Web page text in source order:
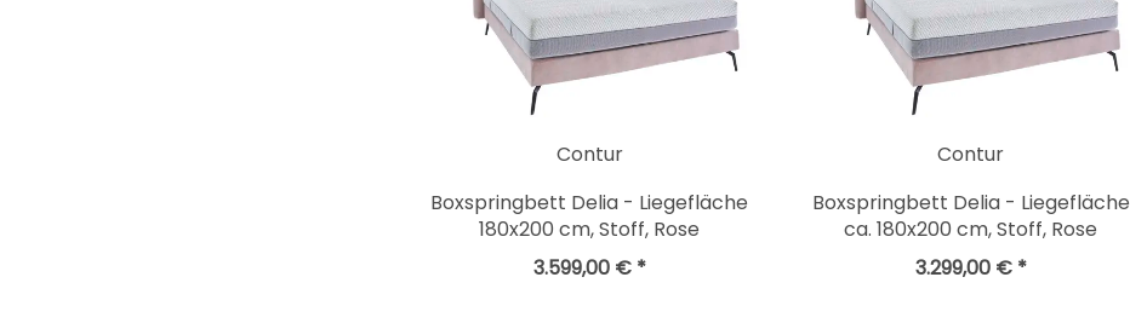
Contur
Boxspringbett Delia - Liegefläche
180x200 cm, Stoff, Rose
3.599,00 € *
Contur
Boxspringbett Delia - Liegefläche
ca. 180x200 cm, Stoff, Rose
3.299,00 € *